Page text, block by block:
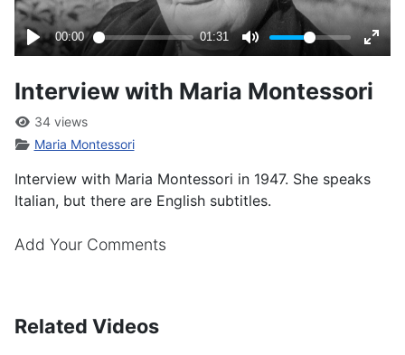
Interview with Maria Montessori
34 views
Maria Montessori
Interview with Maria Montessori in 1947. She speaks
Italian, but there are English subtitles.
Add Your Comments
Related Videos